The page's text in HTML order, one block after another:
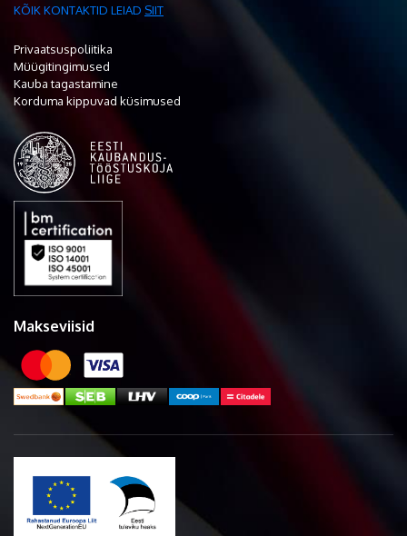
KÕIK KONTAKTID LEIAD SIIT
Privaatsuspoliitika
Müügitingimused
Kauba tagastamine
Korduma kippuvad küsimused
Makseviisid